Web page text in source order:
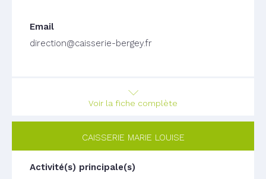
direction@caisserie-bergey.fr
Voir la fiche complète
CAISSERIE MARIE LOUISE